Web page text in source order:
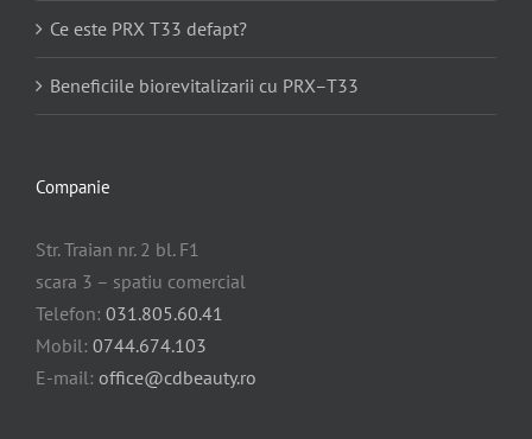
Ce este PRX T33 defapt?
Beneficiile biorevitalizarii cu PRX–T33
Companie
Str. Traian nr. 2 bl. F1
scara 3 – spatiu comercial
Telefon: 031.805.60.41
Mobil: 0744.674.103
E-mail: office@cdbeauty.ro